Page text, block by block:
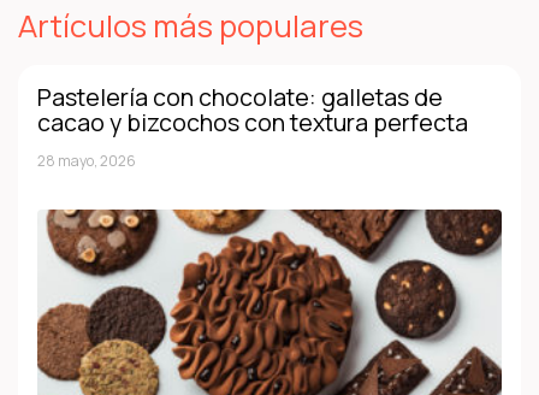
Artículos más populares
Pastelería con chocolate: galletas de
cacao y bizcochos con textura perfecta
28 mayo, 2026